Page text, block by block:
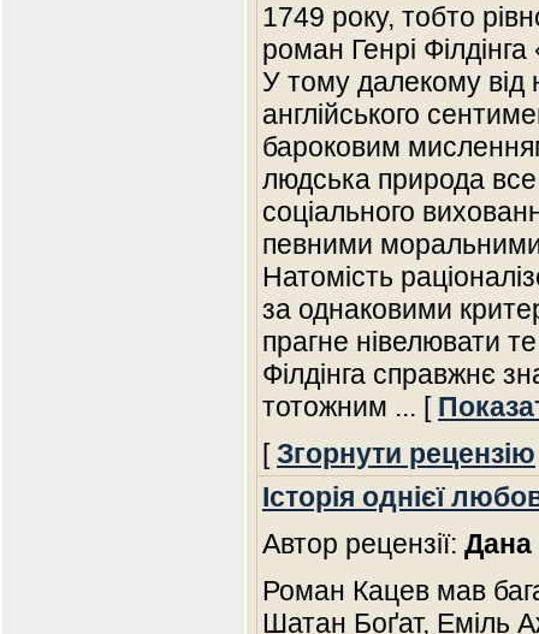
1749 року, тобто
роман Генрі
У тому далекому від
англійського
бароковим
людська природа
соціального
певними
Натомість
за однаковими
прагне нівелювати
Філдінга справжнє
тотожним ... [
[Згорнути рецензію
Історія однієї
Автор рецензії: Дана
Роман Кацев мав
Шатан Боґат, Еміль